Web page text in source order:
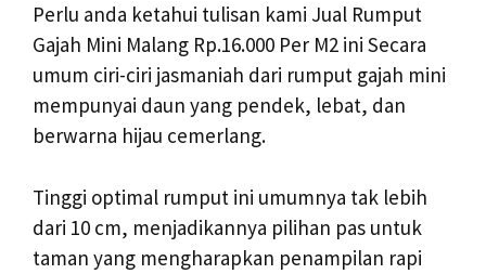
Perlu anda ketahui tulisan kami Jual Rumput
Gajah Mini Malang Rp.16.000 Per M2 ini Secara
umum ciri-ciri jasmaniah dari rumput gajah mini
mempunyai daun yang pendek, lebat, dan
berwarna hijau cemerlang.
Tinggi optimal rumput ini umumnya tak lebih
dari 10 cm, menjadikannya pilihan pas untuk
taman yang mengharapkan penampilan rapi